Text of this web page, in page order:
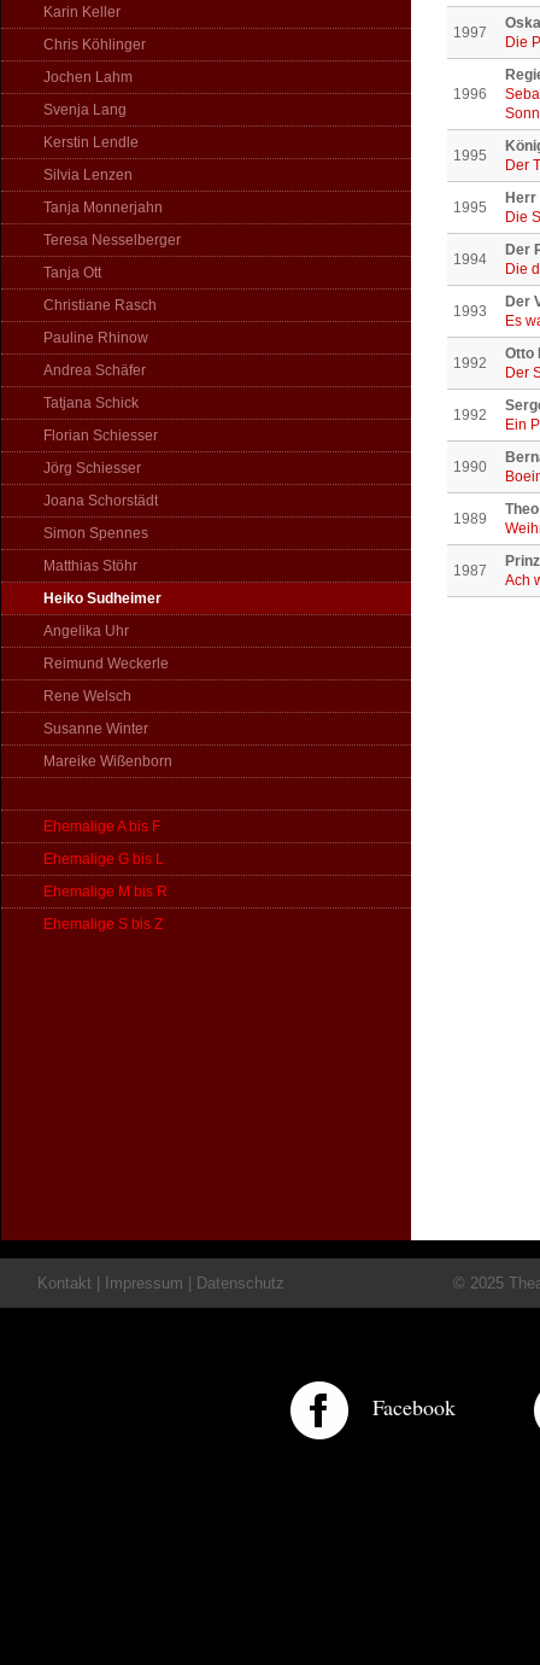
Karin Keller
Chris Köhlinger
Jochen Lahm
Svenja Lang
Kerstin Lendle
Silvia Lenzen
Tanja Monnerjahn
Teresa Nesselberger
Tanja Ott
Christiane Rasch
Pauline Rhinow
Andrea Schäfer
Tatjana Schick
Florian Schiesser
Jörg Schiesser
Joana Schorstädt
Simon Spennes
Matthias Stöhr
Heiko Sudheimer
Angelika Uhr
Reimund Weckerle
Rene Welsch
Susanne Winter
Mareike Wißenborn
Ehemalige A bis F
Ehemalige G bis L
Ehemalige M bis R
Ehemalige S bis Z
1997
Die
1996
1995
Der
1995
Herr
Die
1994
Der
Die
1993
Der
Es
1992
Otto
Der
1992
Ein
1990
1989
1987
Prinz
Ach
Kontakt Impressum Datenschutz © 2025
Facebook